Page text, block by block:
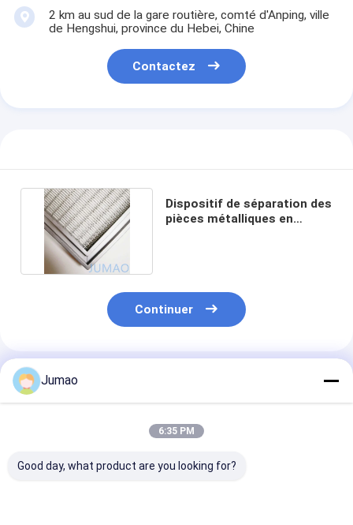
2 km au sud de la gare routière, comté d'Anping, ville
de Hengshui, province du Hebei, Chine
Contactez
Dispositif de séparation des
pièces métalliques en
Continuer
Produits Recommandés
Jumao
6:35 PM
Good day, what product are you looking for?